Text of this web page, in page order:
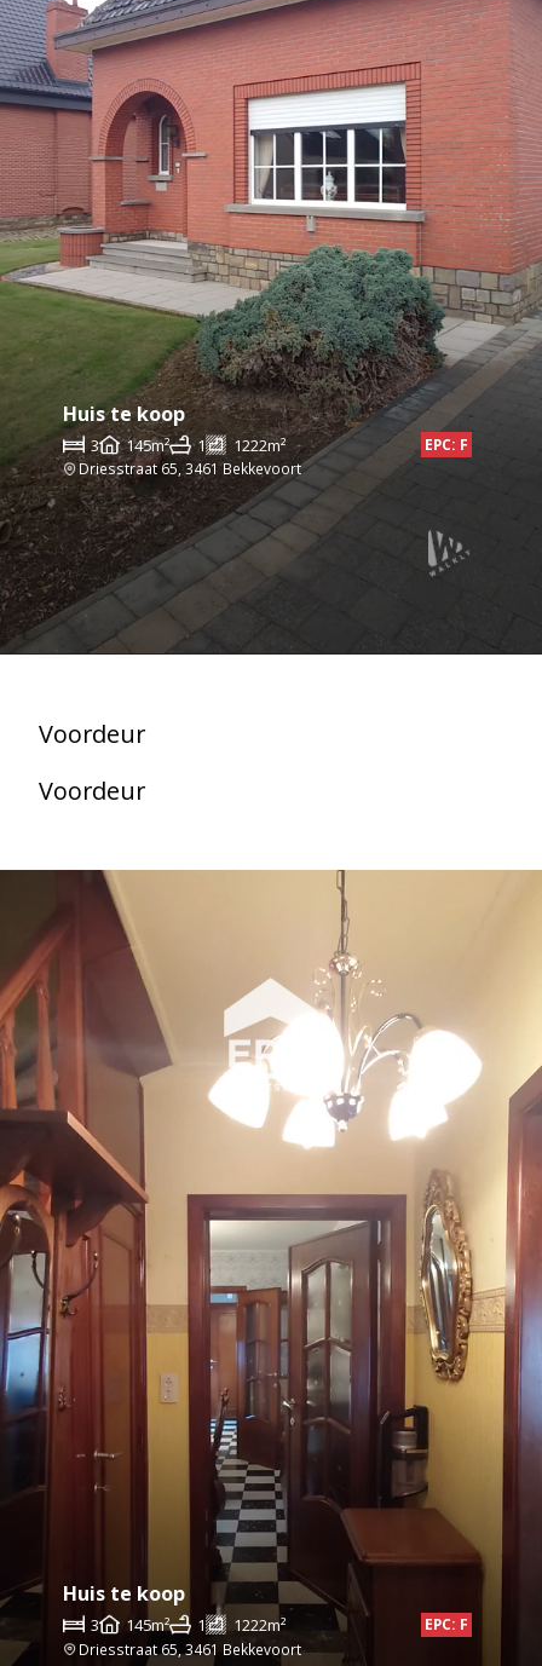
Huis te koop
3 145m² 1 1222m²
EPC: F
Driesstraat 65, 3461 Bekkevoort
Voordeur
Voordeur
Huis te koop
3 145m² 1 1222m²
EPC: F
Driesstraat 65, 3461 Bekkevoort